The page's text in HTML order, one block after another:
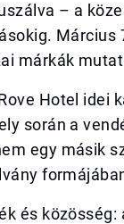
– a
Március
márkák
Hotel idei
során a
egy másik
és közösség: